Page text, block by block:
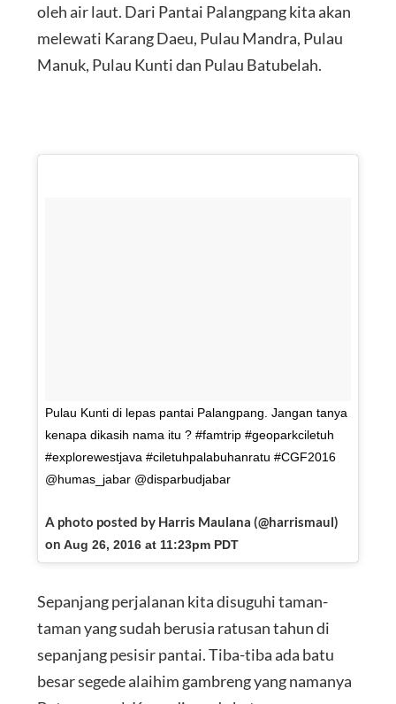
oleh air laut. Dari Pantai Palangpang kita akan
melewati Karang Daeu, Pulau Mandra, Pulau
Manuk, Pulau Kunti dan Pulau Batubelah.
Pulau Kunti di lepas pantai Palangpang. Jangan tanya
kenapa dikasih nama itu ? #famtrip #geoparkciletuh
#explorewestjava #ciletuhpalabuhanratu #CGF2016
@humas_jabar @disparbudjabar
A photo posted by Harris Maulana (@harrismaul)
onAug 26, 2016 at 11:23pm PDT
Sepanjang perjalanan kita disuguhi taman-
taman yang sudah berusia ratusan tahun di
sepanjang pesisir pantai. Tiba-tiba ada batu
besar segede alaihim gambreng yang namanya